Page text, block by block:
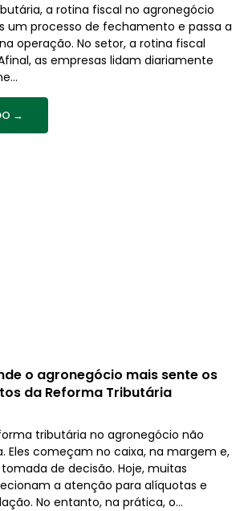
a rotina fiscal no agronegócio
um processo de fechamento e passa a
operação. No setor, a rotina fiscal
as empresas lidam diariamente
→
o agronegócio mais sente os
da Reforma Tributária
tributária no agronegócio não
Eles começam no caixa, na margem e,
de decisão. Hoje, muitas
a atenção para alíquotas e
No entanto, na prática, o...